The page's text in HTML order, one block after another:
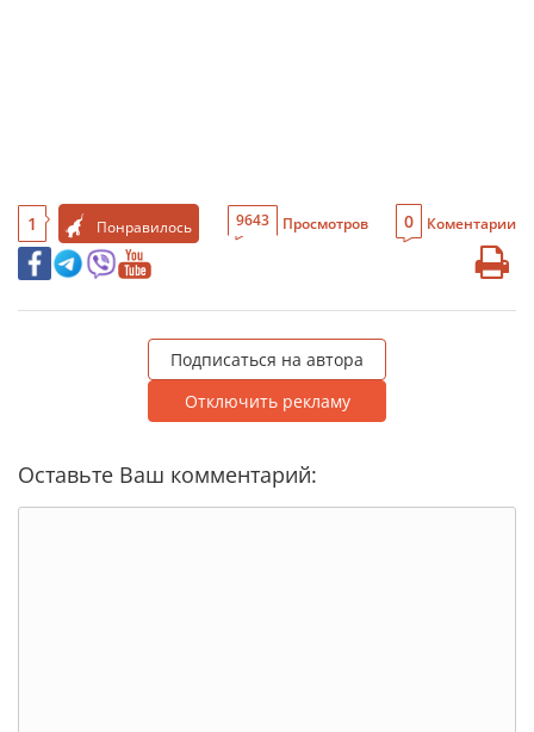
1 Понравилось 9643 Просмотров 0 Коментарии
Подписаться на автора
Отключить рекламу
Оставьте Ваш комментарий: